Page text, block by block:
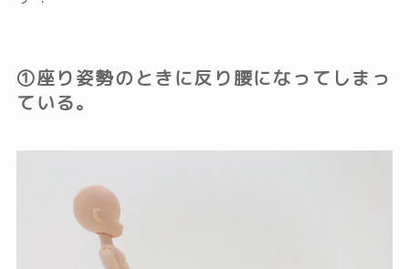
①座り姿勢のときに反り腰になってしまっ
ている。